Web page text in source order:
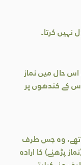
نہیں کرتا۔
حال میں نماز
کے کندھوں پر
تھے، وہ جس طرف
پڑھنے) کا ارادہ